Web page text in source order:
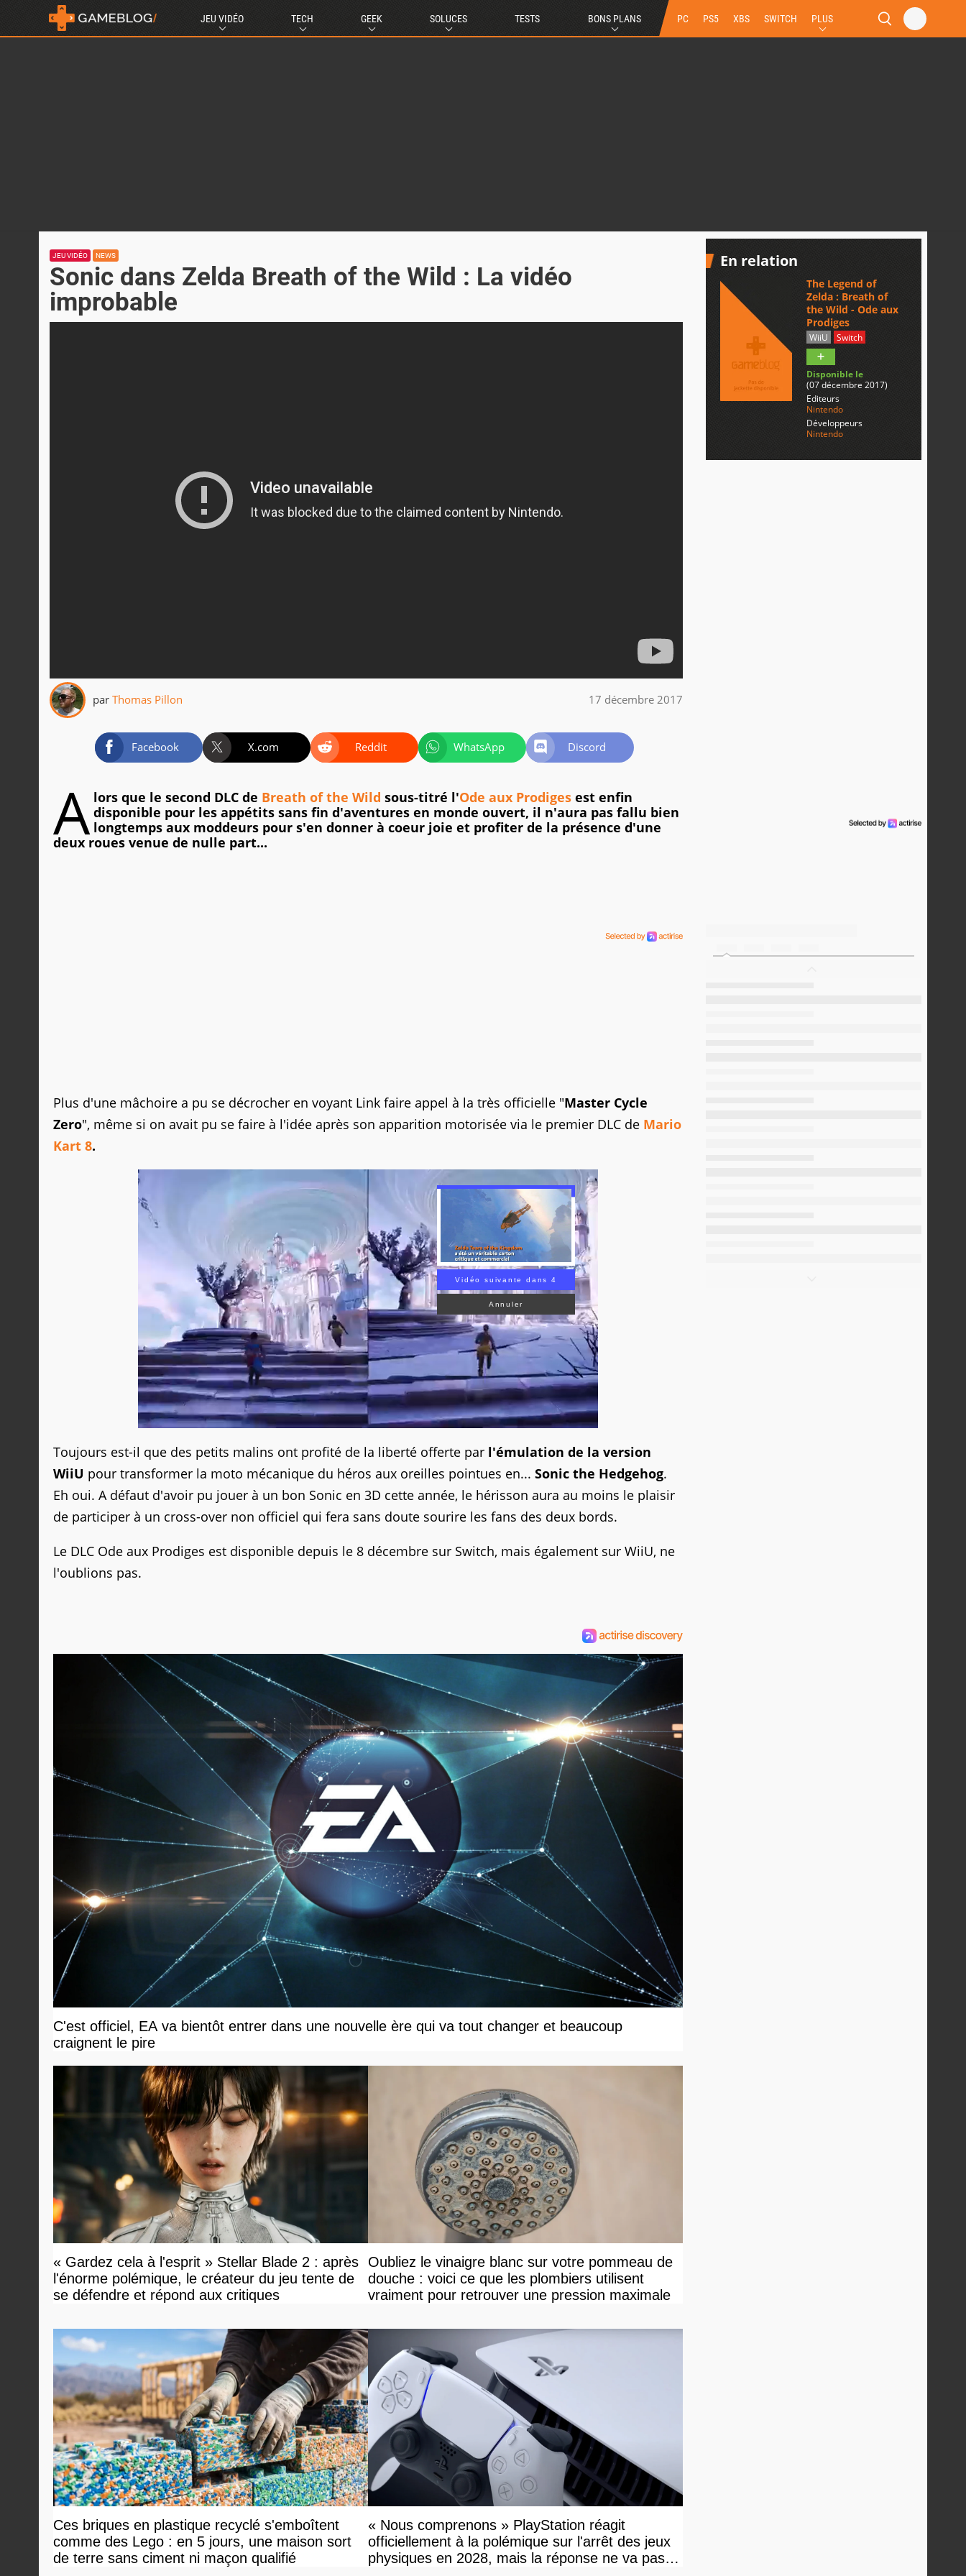
JEU VIDÉO TECH GEEK SOLUCES TESTS BONS PLANS PC PS5 XBS SWITCH PLUS
JEU VIDÉO NEWS
Sonic dans Zelda Breath of the Wild : La vidéo
improbable
par Thomas Pillon 17 décembre 2017
Facebook X.com Reddit WhatsApp Discord
A lors que le second DLC de Breath of the Wild sous-titré l'Ode aux Prodiges est enfin
disponible pour les appétits sans fin d'aventures en monde ouvert, il n'aura pas fallu bien
longtemps aux moddeurs pour s'en donner à coeur joie et profiter de la présence d'une
deux roues venue de nulle part...
Plus d'une mâchoire a pu se décrocher en voyant Link faire appel à la très officielle "Master Cycle
Zero", même si on avait pu se faire à l'idée après son apparition motorisée via le premier DLC de Mario
Kart 8.
Vidéo suivante dans 2
Annuler
Toujours est-il que des petits malins ont profité de la liberté offerte par l'émulation de la version
WiiU pour transformer la moto mécanique du héros aux oreilles pointues en... Sonic the Hedgehog.
Eh oui. A défaut d'avoir pu jouer à un bon Sonic en 3D cette année, le hérisson aura au moins le plaisir
de participer à un cross-over non officiel qui fera sans doute sourire les fans des deux bords.
Le DLC Ode aux Prodiges est disponible depuis le 8 décembre sur Switch, mais également sur WiiU, ne
l'oublions pas.
C'est officiel, EA va bientôt entrer dans une nouvelle ère qui va tout changer et beaucoup
craignent le pire
« Gardez cela à l'esprit » Stellar Blade 2 : après
l'énorme polémique, le créateur du jeu tente de
se défendre et répond aux critiques
Oubliez le vinaigre blanc sur votre pommeau de
douche : voici ce que les plombiers utilisent
vraiment pour retrouver une pression maximale
Ces briques en plastique recyclé s'emboîtent
comme des Lego : en 5 jours, une maison sort
de terre sans ciment ni maçon qualifié
« Nous comprenons » PlayStation réagit
officiellement à la polémique sur l'arrêt des jeux
physiques en 2028, mais la réponse ne va pas
En relation
The Legend of
Zelda : Breath of
the Wild - Ode aux
Prodiges
WiiU Switch
Disponible le
(07 décembre 2017)
Editeurs
Nintendo
Développeurs
Nintendo